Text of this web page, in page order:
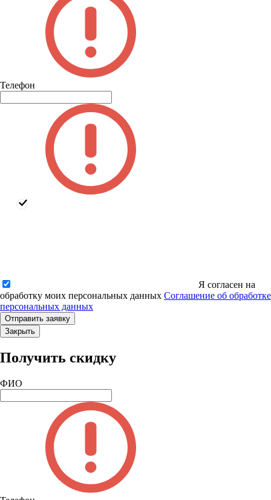
Телефон
Я согласен на
обработку моих персональных данных Соглашение об обработке
персональных данных
Закрыть
Получить скидку
ФИО